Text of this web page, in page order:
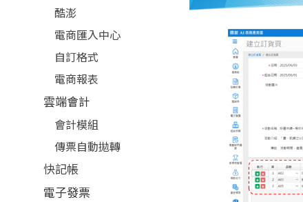
酷澎
電商匯入中心
自訂格式
電商報表
雲端會計
會計模組
傳票自動拋轉
快記帳
電子發票